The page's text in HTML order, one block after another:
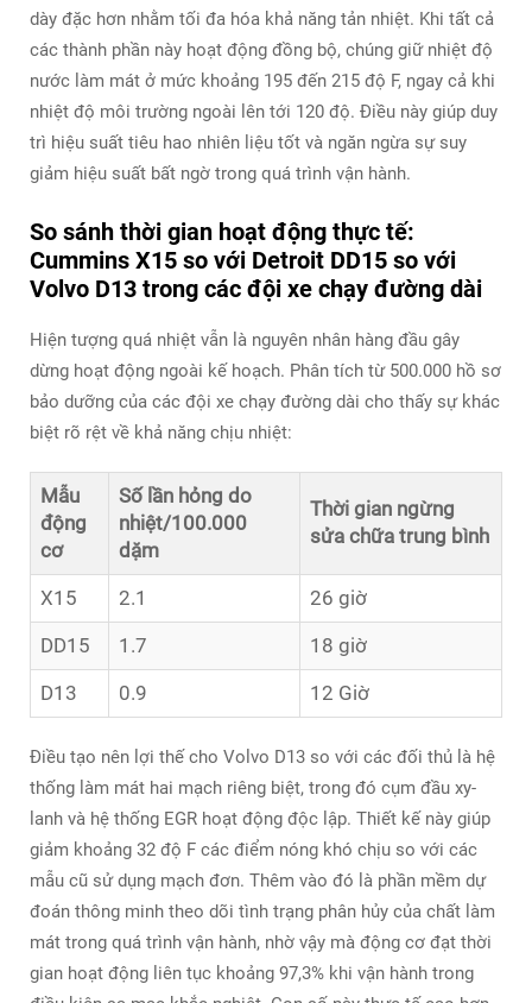
dày đặc hơn nhằm tối đa hóa khả năng tản nhiệt. Khi tất cả
các thành phần này hoạt động đồng bộ, chúng giữ nhiệt độ
nước làm mát ở mức khoảng 195 đến 215 độ F, ngay cả khi
nhiệt độ môi trường ngoài lên tới 120 độ. Điều này giúp duy
trì hiệu suất tiêu hao nhiên liệu tốt và ngăn ngừa sự suy
giảm hiệu suất bất ngờ trong quá trình vận hành.
So sánh thời gian hoạt động thực tế:
Cummins X15 so với Detroit DD15 so với
Volvo D13 trong các đội xe chạy đường dài
Hiện tượng quá nhiệt vẫn là nguyên nhân hàng đầu gây
dừng hoạt động ngoài kế hoạch. Phân tích từ 500.000 hồ sơ
bảo dưỡng của các đội xe chạy đường dài cho thấy sự khác
biệt rõ rệt về khả năng chịu nhiệt:
Mẫu
động
cơ
Số lần hỏng do
nhiệt/100.000
dặm
Thời gian ngừng
sửa chữa trung bình
X15 2.1
26 giờ
DD15
1.7
18 giờ
D13
0.9 12 Giờ
Điều tạo nên lợi thế cho Volvo D13 so với các đối thủ là hệ
thống làm mát hai mạch riêng biệt, trong đó cụm đầu xy-
lanh và hệ thống EGR hoạt động độc lập. Thiết kế này giúp
giảm khoảng 32 độ F các điểm nóng khó chịu so với các
mẫu cũ sử dụng mạch đơn. Thêm vào đó là phần mềm dự
đoán thông minh theo dõi tình trạng phân hủy của chất làm
mát trong quá trình vận hành, nhờ vậy mà động cơ đạt thời
gian hoạt động liên tục khoảng 97,3% khi vận hành trong